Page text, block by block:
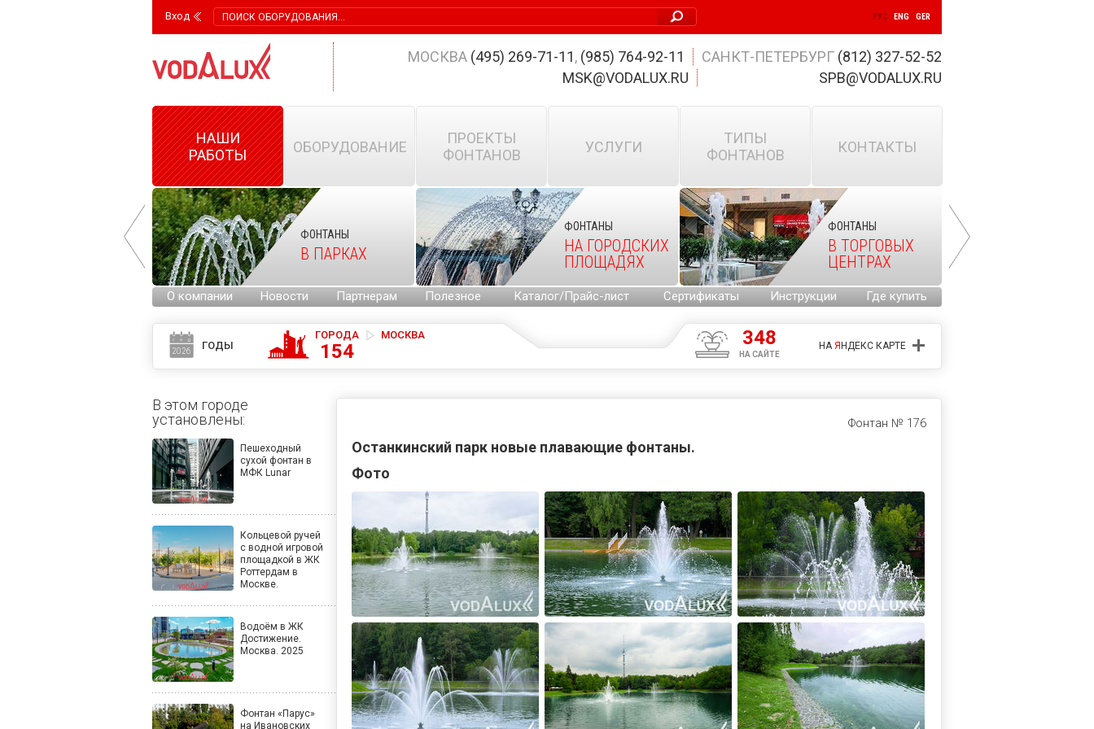
Вход РУС ENG GER
МОСКВА (495) 269-71-11, (985) 764-92-11 САНКТ-ПЕТЕРБУРГ (812) 327-52-52
MSK@VODALUX.RU
SPB@VODALUX.RU
НАШИ
РАБОТЫ
ОБОРУДОВАНИЕ
ПРОЕКТЫ
ФОНТАНОВ
УСЛУГИ
ТИПЫ
ФОНТАНОВ
КОНТАКТЫ
НА ГОРОДСКИХ
ФОНТАНЫ
В ПАРКАХ
ФОНТАНЫ
НА ГОРОДСКИХ
ПЛОЩАДЯХ
ФОНТАНЫ
В ТОРГОВЫХ
ЦЕНТРАХ
О компании Новости Партнерам Полезное Каталог/Прайс-лист Сертификаты Инструкции Где купить
2026 ГОДЫ
ГОРОДА
154
МОСКВА 348
НА САЙТЕ
НАЯ НДЕКС КАРТЕ
Фонтан № 176
Останкинский парк новые плавающие фонтаны.
Фото
В этом городе
установлены:
Пешеходный
сухой фонтан в
МФК Lunar
Кольцевой ручей
с водной игровой
площадкой в ЖК
Роттердам в
Москве.
Водоём в ЖК
Достижение.
Москва. 2025
Фонтан «Парус»
на Ивановских